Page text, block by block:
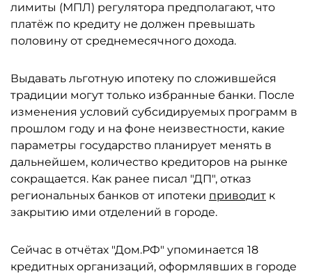
лимиты (МПЛ) регулятора предполагают, что
платёж по кредиту не должен превышать
половину от среднемесячного дохода.
Выдавать льготную ипотеку по сложившейся
традиции могут только избранные банки. После
изменения условий субсидируемых программ в
прошлом году и на фоне неизвестности, какие
параметры государство планирует менять в
дальнейшем, количество кредиторов на рынке
сокращается. Как ранее писал "ДП", отказ
региональных банков от ипотеки приводит к
закрытию ими отделений в городе.
Сейчас в отчётах "Дом.РФ" упоминается 18
кредитных организаций, оформлявших в городе